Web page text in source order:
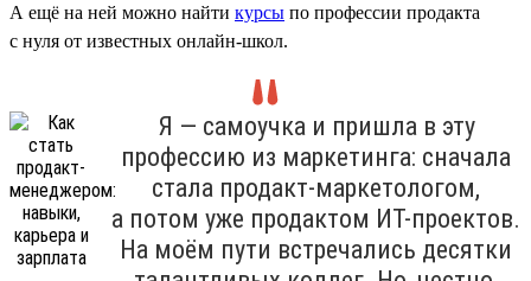
А ещё на ней можно найти курсы по профессии продакта
с нуля от известных онлайн-школ.
Я — самоучка и пришла в эту
профессию из маркетинга: сначала
стала продакт-маркетологом,
а потом уже продактом ИТ-проектов.
На моём пути встречались десятки